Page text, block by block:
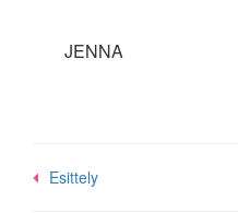
JENNA
Post
Esittely